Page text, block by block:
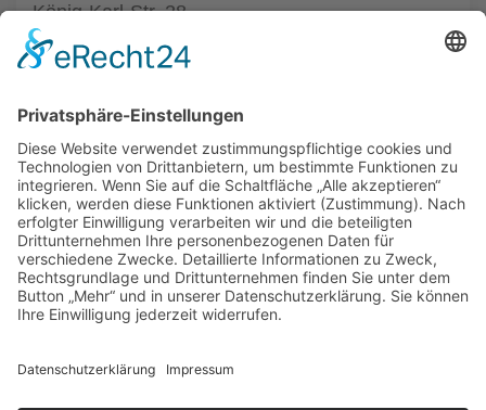
König-Karl-Str. 28
70372 Stuttgart
Tel.: (0711) 5059580
ALLGEMEIN
HAUTÄRZTE
HAUTÄRZTE